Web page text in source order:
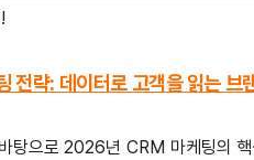
략: 데이터로 고객을 읽는 브
탕으로 2026년 CRM 마케팅의